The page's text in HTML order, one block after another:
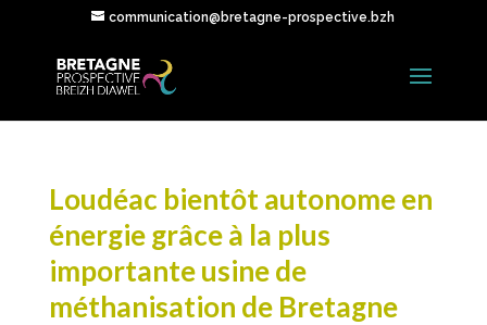
communication@bretagne-prospective.bzh
Loudéac bientôt autonome en
énergie grâce à la plus
importante usine de
méthanisation de Bretagne